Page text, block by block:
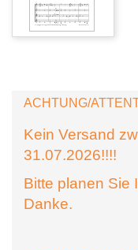
ACHTUNG/
Kein Versand
31.07.2026!!!!
Bitte planen Sie
Danke.